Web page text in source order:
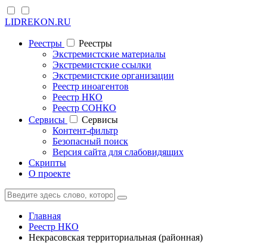
LIDREKON.RU
Реестры
Реестры
Экстремистские материалы
Экстремистские ссылки
Экстремистские организации
Реестр иноагентов
Реестр НКО
Реестр СОНКО
Cервисы
Cервисы
Контент-фильтр
Безопасный поиск
Версия сайта для слабовидящих
Скрипты
О проекте
Главная
Реестр НКО
Некрасовская территориальная (районная)